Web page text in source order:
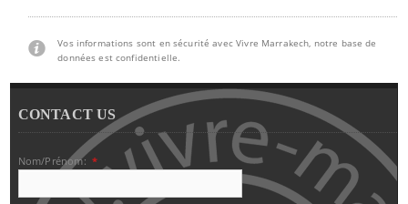
Vos informations sont en sécurité avec Vivre Marrakech, notre base de
données est confidentielle.
CONTACT US
Nom/Prénom: *